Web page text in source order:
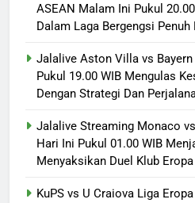
ASEAN Malam Ini Pukul
Dalam Laga Bergengsi Penuh
Jalalive Aston Villa vs
Pukul 19.00 WIB Mengulas
Dengan Strategi Dan
Jalalive Streaming Monaco
Hari Ini Pukul 01.00 WIB
Menyaksikan Duel Klub Eropa
KuPS vs U Craiova Liga